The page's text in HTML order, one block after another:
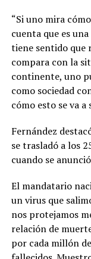
“Si uno mira
cuenta que es
tiene sentido que
compara con la
continente, uno
como sociedad
cómo esto se va
Fernández
se trasladó a los
cuando se
El mandatario
un virus que
nos protejamos
relación de
por cada millón